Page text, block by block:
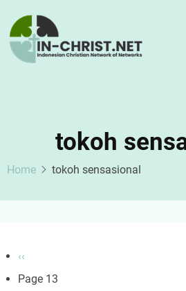
main
content
tokoh
Home tokoh
Pagination
Previous
page
‹‹
Page 13